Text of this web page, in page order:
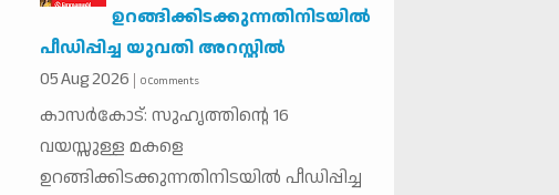
ഉറങ്ങിക്കിടക്കുന്നതിനിടയില്‍
പീഡിപ്പിച്ച യുവതി അറസ്റ്റില്‍
05Aug2026 0 Comments
കാസര്‍കോട്: സുഹൃത്തിന്റെ 16
വയസ്സുള്ള മകളെ
ഉറങ്ങിക്കിടക്കുന്നതിനിടയില്‍ പീഡിപ്പിച്ച